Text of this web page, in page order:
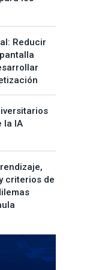
Reducir
la IA
criterios de